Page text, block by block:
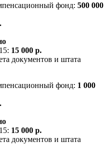
фонд: 500 000
15 000 р.
документов и штата
фонд: 1 000
15 000 р.
документов и штата